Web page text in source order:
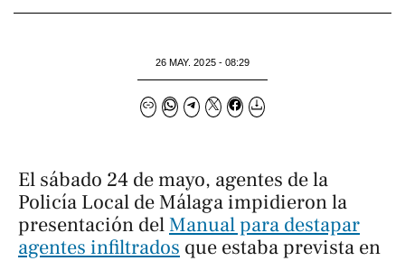
26 MAY. 2025 - 08:29
El sábado 24 de mayo, agentes de la
Policía Local de Málaga impidieron la
presentación delManual para destapar
agentes infiltrados que estaba prevista en